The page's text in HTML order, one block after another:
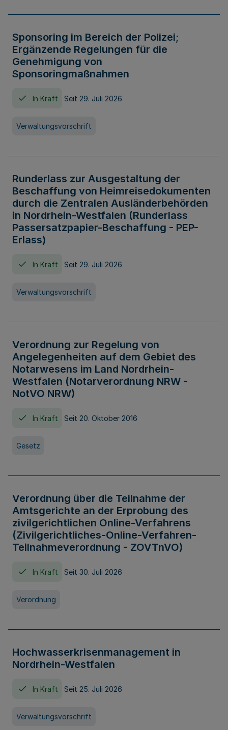
Sponsoring im Bereich der Polizei;
Ergänzende Regelungen für die
Genehmigung von
Sponsoringmaßnahmen
In Kraft Seit 29. Juli 2026
Verwaltungsvorschrift
Runderlass zur Ausgestaltung der
Beschaffung von Heimreisedokumenten
durch die Zentralen Ausländerbehörden
in Nordrhein-Westfalen (Runderlass
Passersatzpapier-Beschaffung - PEP-
Erlass)
In Kraft Seit 29. Juli 2026
Verwaltungsvorschrift
Verordnung zur Regelung von
Angelegenheiten auf dem Gebiet des
Notarwesens im Land Nordrhein-
Westfalen (Notarverordnung NRW -
NotVO NRW)
In Kraft Seit 20. Oktober 2016
Gesetz
Verordnung über die Teilnahme der
Amtsgerichte an der Erprobung des
zivilgerichtlichen Online-Verfahrens
(Zivilgerichtliches-Online-Verfahren-
Teilnahmeverordnung - ZOVTnVO)
In Kraft Seit 30. Juli 2026
Verordnung
Hochwasserkrisenmanagement in
Nordrhein-Westfalen
In Kraft Seit 25. Juli 2026
Verwaltungsvorschrift